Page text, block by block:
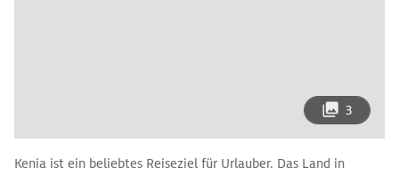
3
Kenia ist ein beliebtes Reiseziel für Urlauber. Das Land in